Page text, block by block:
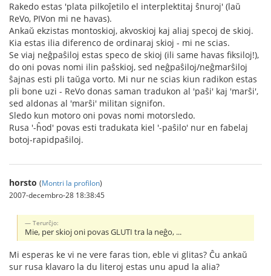
Rakedo estas 'plata pilkoĵetilo el interplektitaj ŝnuroj' (laŭ
ReVo, PIVon mi ne havas).
Ankaŭ ekzistas montoskioj, akvoskioj kaj aliaj specoj de skioj.
Kia estas ilia diferenco de ordinaraj skioj - mi ne scias.
Se viaj neĝpaŝiloj estas speco de skioj (ili same havas fiksiloj!),
do oni povas nomi ilin paŝskioj, sed neĝpaŝiloj/neĝmarŝiloj
ŝajnas esti pli taŭga vorto. Mi nur ne scias kiun radikon estas
pli bone uzi - ReVo donas saman tradukon al 'paŝi' kaj 'marŝi',
sed aldonas al 'marŝi' militan signifon.
Sledo kun motoro oni povas nomi motorsledo.
Rusa '-ĥod' povas esti tradukata kiel '-paŝilo' nur en fabelaj
botoj-rapidpaŝiloj.
horsto (Montri la profilon)
2007-decembro-28 18:38:45
Terurĉjo:
Mie, per skioj oni povas GLUTI tra la neĝo, ...
Mi esperas ke vi ne vere faras tion, eble vi glitas? Ĉu ankaŭ
sur rusa klavaro la du literoj estas unu apud la alia?